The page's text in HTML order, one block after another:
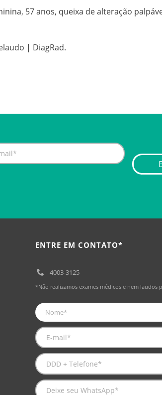
57 anos, queixa de alteração
| DiagRad.
ENTRE EM CONTATO*
4003-3125
*Não realizamos exames médicos e nem laudos